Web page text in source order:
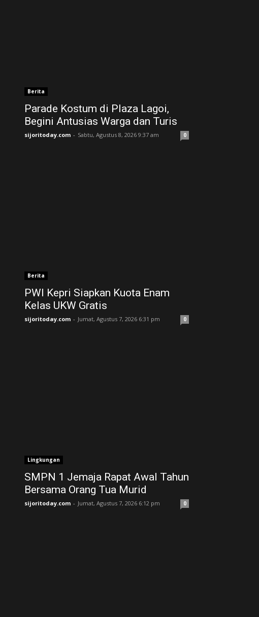
Berita
Parade Kostum di Plaza Lagoi,
Begini Antusias Warga dan Turis
sijoritoday.com - Sabtu, Agustus 8, 2026 9:37 am 0
Berita
PWI Kepri Siapkan Kuota Enam
Kelas UKW Gratis
sijoritoday.com - Jumat, Agustus 7, 2026 6:31 pm 0
Lingkungan
SMPN 1 Jemaja Rapat Awal Tahun
Bersama Orang Tua Murid ‎
sijoritoday.com - Jumat, Agustus 7, 2026 6:12 pm 0